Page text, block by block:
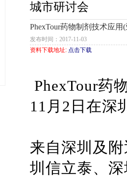
城市研讨会
PhexTour药物制剂技术应
发布时间：2017-11-03
资料下载地址: 点击下载
PhexTour药
11月2日在深
来自深圳及
圳信立泰、